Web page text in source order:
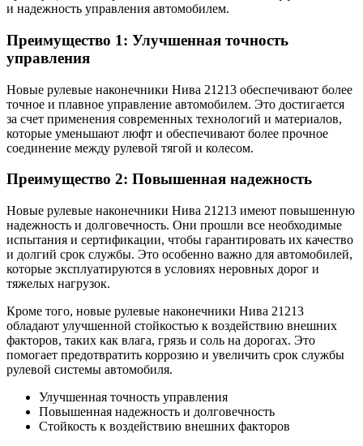
и надежность управления автомобилем.
Преимущество 1: Улучшенная точность
управления
Новые рулевые наконечники Нива 21213 обеспечивают более
точное и плавное управление автомобилем. Это достигается
за счет применения современных технологий и материалов,
которые уменьшают люфт и обеспечивают более прочное
соединение между рулевой тягой и колесом.
Преимущество 2: Повышенная надежность
Новые рулевые наконечники Нива 21213 имеют повышенную
надежность и долговечность. Они прошли все необходимые
испытания и сертификации, чтобы гарантировать их качество
и долгий срок службы. Это особенно важно для автомобилей,
которые эксплуатируются в условиях неровных дорог и
тяжелых нагрузок.
Кроме того, новые рулевые наконечники Нива 21213
обладают улучшенной стойкостью к воздействию внешних
факторов, таких как влага, грязь и соль на дорогах. Это
помогает предотвратить коррозию и увеличить срок службы
рулевой системы автомобиля.
Улучшенная точность управления
Повышенная надежность и долговечность
Стойкость к воздействию внешних факторов